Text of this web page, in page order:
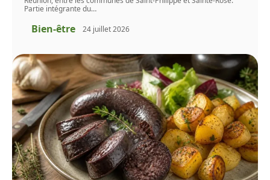
Partie intégrante du…
Bien-être 24 juillet 2026